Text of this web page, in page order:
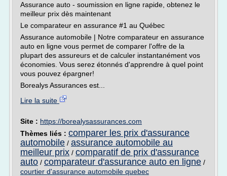
Assurance auto - soumission en ligne rapide, obtenez le
meilleur prix dès maintenant
Le comparateur en assurance #1 au Québec
Assurance automobile | Notre comparateur en assurance
auto en ligne vous permet de comparer l'offre de la
plupart des assureurs et de calculer instantanément vos
économies. Vous serez étonnés d'apprendre à quel point
vous pouvez épargner!
Borealys Assurances est...
Lire la suite
Site : https://borealysassurances.com
Thèmes liés : comparer les prix d'assurance
automobile / assurance automobile au
meilleur prix / comparatif de prix d'assurance
auto / comparateur d'assurance auto en ligne /
courtier d'assurance automobile quebec